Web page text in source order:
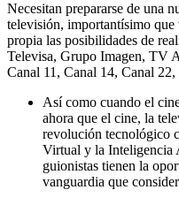
Necesitan prepararse de una
televisión, importantísimo
propia las posibilidades de
Televisa, Grupo Imagen, TV
Canal 11, Canal 14, Canal
Así como cuando el
ahora que el cine, la
revolución tecnológico
Virtual y la Inteligencia
guionistas tienen la
vanguardia que